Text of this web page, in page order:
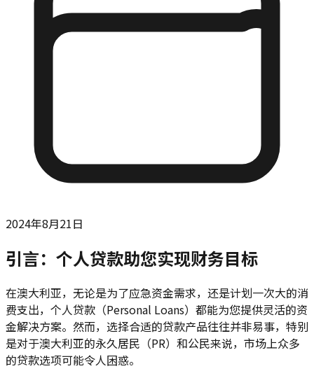
2024年8月21日
引言：个人贷款助您实现财务目标
在澳大利亚，无论是为了应急资金需求，还是计划一次大的消
费支出，个人贷款（Personal Loans）都能为您提供灵活的资
金解决方案。然而，选择合适的贷款产品往往并非易事，特别
是对于澳大利亚的永久居民（PR）和公民来说，市场上众多
的贷款选项可能令人困惑。